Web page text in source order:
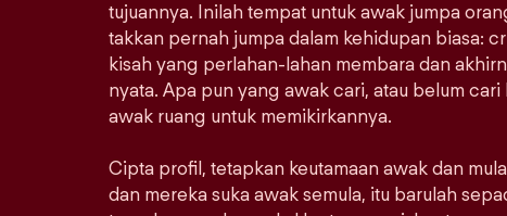
tujuannya. Inilah tempat untuk awak jumpa
takkan pernah jumpa dalam kehidupan biasa:
kisah yang perlahan-lahan membara dan
nyata. Apa pun yang awak cari, atau belum
awak ruang untuk memikirkannya.
Cipta profil, tetapkan keutamaan awak dan
dan mereka suka awak semula, itu barulah